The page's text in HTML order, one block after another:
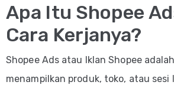
Apa Itu Shopee
Cara Kerjanya?
Shopee Ads atau Iklan Shopee
menampilkan produk, toko, atau